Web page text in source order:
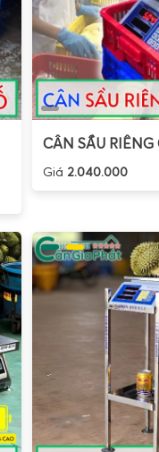
CÂN SẦU
Giá 2.040.000